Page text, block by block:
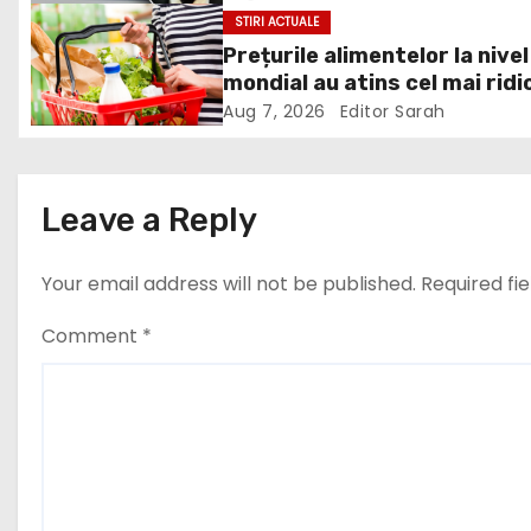
v
i
g
t
i
o
reluarea construcţiei
hidrocentralelor din zonele
protejate
STIRI ACTUALE
Prețurile alimentelor la nivel
mondial au atins cel mai
nivel din ultimii peste trei
războiul din Ucraina va
din nou exporturile prin
Neagră.
Aug 7, 2026 Editor Sarah
Leave a Reply
Your email address will not be published. Required
Comment *